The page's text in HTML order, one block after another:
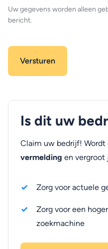
Uw gegevens worden alleen
bericht.
Is dit uw
Claim uw bedrijf! Wordt
vermelding en vergroot
Zorg voor actuele
Zorg voor een
zoekmachine